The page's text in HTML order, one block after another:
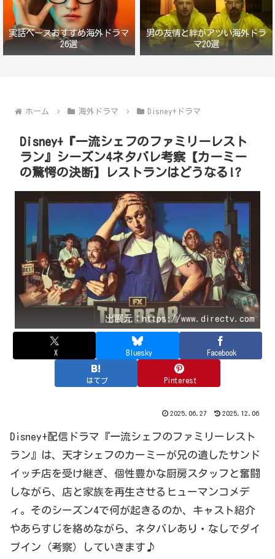
実話ベースおすすめ海外ドラマ
26選
男の友情と絆がアツい海外ドラ
マ20選
ホーム 海外ドラマ Disney+ドラマ
Disney+『一流シェフのファミリーレスト
ラン』シーズン4ネタバレ考察【カーミー
の驚愕の決断】レストランはどうなる!?
出展元：https://www.directv.com
X Bluesky Facebook
はてブ Pinterest
2025.06.27 2025.12.06
Disney+配信ドラマ『一流シェフのファミリーレスト
ラン』は、天才シェフのカーミーが兄の遺したサンド
イッチ店を受け継ぎ、個性豊かな厨房スタッフと奮闘
しながら、店と家族を再生させるヒューマンコメデ
ィ。そのシーズン4で何が起きるのか、キャスト紹介
やあらすじを絡めながら、ネタバレあり・なしでダイ
ブイン（考察）していきます♪